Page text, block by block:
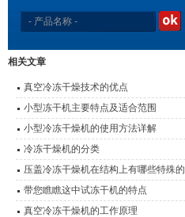
相关文章
真空冷冻干燥技术的优点
小型冻干机主要特点及适合范围
小型冷冻干燥机的使用方法详解
冷冻干燥机的分类
压盖冷冻干燥机在结构上有哪些特殊的
表现？
带您瞧瞧这中试冻干机的特点
真空冷冻干燥机的工作原理